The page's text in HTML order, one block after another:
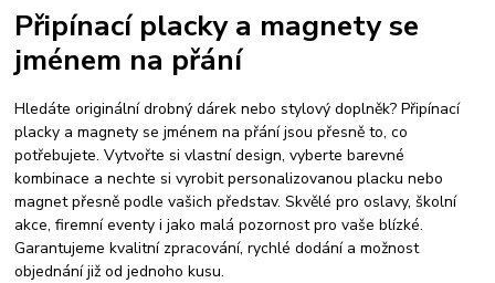
Připínací placky a magnety se
jménem na přání
Hledáte originální drobný dárek nebo stylový doplněk? Připínací
placky a magnety se jménem na přání jsou přesně to, co
potřebujete. Vytvořte si vlastní design, vyberte barevné
kombinace a nechte si vyrobit personalizovanou placku nebo
magnet přesně podle vašich představ. Skvělé pro oslavy, školní
akce, firemní eventy i jako malá pozornost pro vaše blízké.
Garantujeme kvalitní zpracování, rychlé dodání a možnost
objednání již od jednoho kusu.